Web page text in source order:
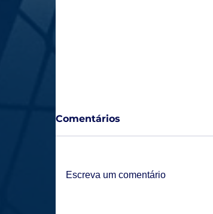
Comentários
Escreva um comentário